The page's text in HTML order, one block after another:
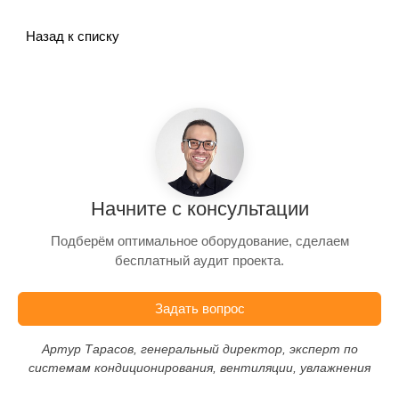
Назад к списку
Начните с консультации
Подберём оптимальное оборудование, сделаем
бесплатный аудит проекта.
Задать вопрос
Артур Тарасов, генеральный директор, эксперт по
системам кондиционирования, вентиляции, увлажнения